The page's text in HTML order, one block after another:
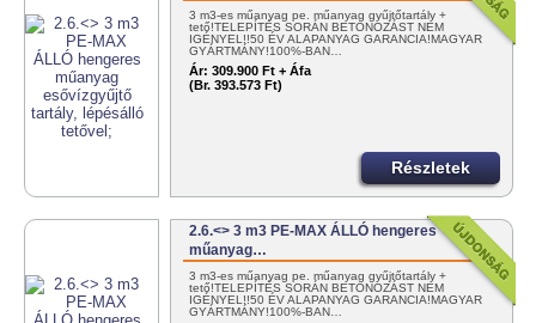
3 m3-es műanyag pe. műanyag gyűjtőtartály +
tető!TELEPÍTÉS SORÁN BETONOZÁST NEM
IGÉNYEL!!50 ÉV ALAPANYAG GARANCIA!MAGYAR
GYÁRTMÁNY!100%-BAN…
Ár: 309.900 Ft + Áfa
(Br. 393.573 Ft)
Részletek
2.6.<> 3 m3 PE-MAX ÁLLÓ hengeres
műanyag…
3 m3-es műanyag pe. műanyag gyűjtőtartály +
tető!TELEPÍTÉS SORÁN BETONOZÁST NEM
IGÉNYEL!!50 ÉV ALAPANYAG GARANCIA!MAGYAR
GYÁRTMÁNY!100%-BAN…